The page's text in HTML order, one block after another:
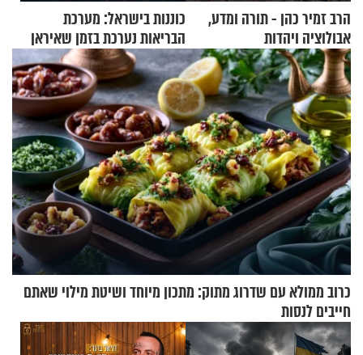
הרב זמיר כהן - תורה ומדע,
אבולוציה ויהדות
כוננות בישראל: מערכת
הבריאות נערכת בזמן שאיראן
מאיימת על הבריטים
כרוב ממולא עם שדרוג מתוק: מתכון מיוחד ושיטת מילוי שאתם
חייבים לנסות